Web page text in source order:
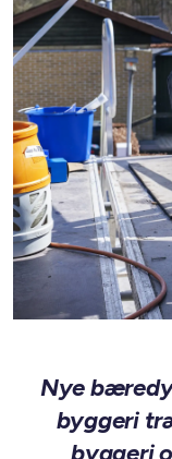
Nye
byggeri
byggeri